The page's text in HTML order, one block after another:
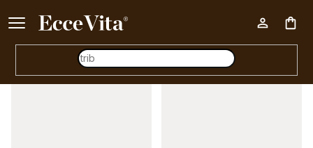
Ke každému nákupu nad 500 Kč dárek zdarma 📦
z
nV